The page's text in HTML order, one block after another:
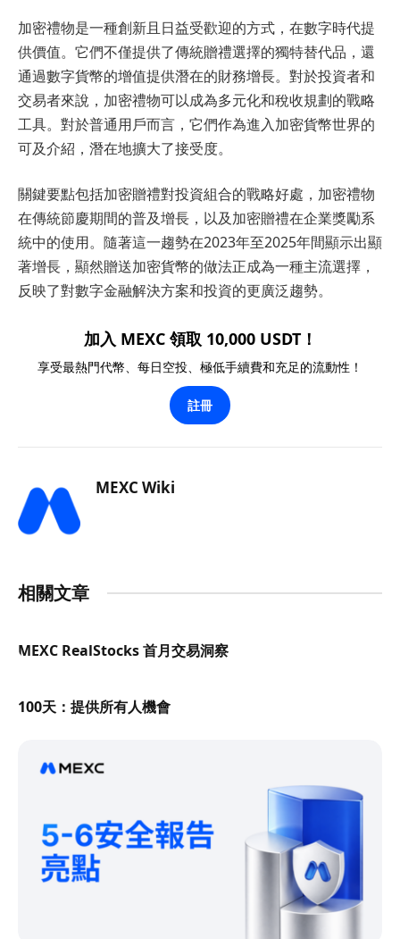
加密禮物是一種創新且日益受歡迎的方式，在數字時代提
供價值。它們不僅提供了傳統贈禮選擇的獨特替代品，還
通過數字貨幣的增值提供潛在的財務增長。對於投資者和
交易者來說，加密禮物可以成為多元化和稅收規劃的戰略
工具。對於普通用戶而言，它們作為進入加密貨幣世界的
可及介紹，潛在地擴大了接受度。
關鍵要點包括加密贈禮對投資組合的戰略好處，加密禮物
在傳統節慶期間的普及增長，以及加密贈禮在企業獎勵系
統中的使用。隨著這一趨勢在2023年至2025年間顯示出顯
著增長，顯然贈送加密貨幣的做法正成為一種主流選擇，
反映了對數字金融解決方案和投資的更廣泛趨勢。
加入 MEXC 領取 10,000 USDT！
享受最熱門代幣、每日空投、極低手續費和充足的流動性！
註冊
MEXC Wiki
相關文章
MEXC RealStocks 首月交易洞察
100天：提供所有人機會